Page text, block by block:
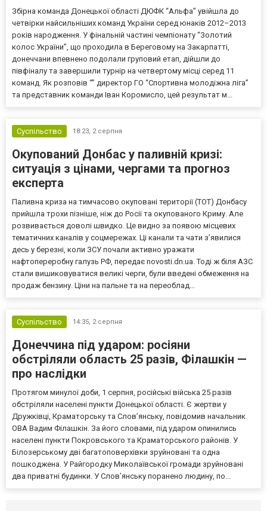
Збірна команда Донецької області ДЮФК “Альфа” увійшла до
четвірки найсильніших команд України серед юнаків 2012–2013
років народження. У фінальній частині чемпіонату “Золотий
колос України”, що проходила в Береговому на Закарпатті,
донеччани впевнено подолали груповий етап, дійшли до
півфіналу та завершили турнір на четвертому місці серед 11
команд. Як розповів “” директор ГО “Спортивна молодіжна ліга”
та представник команди Іван Коромисло, цей результат м...
Суспільство 18:23, 2 серпня
Окупований Донбас у паливній кризі:
ситуація з цінами, чергами та прогноз
експерта
Паливна криза на тимчасово окуповані території (ТОТ) Донбасу
прийшла трохи пізніше, ніж до Росії та окупованого Криму. Але
розвивається доволі швидко. Це видно за появою місцевих
тематичних каналів у соцмережах. Ці канали та чати з’явилися
десь у березні, коли ЗСУ почали активно уражати
нафтопереробну галузь РФ, передає novosti.dn.ua. Тоді ж біля АЗС
стали вишиковуватися великі черги, були введені обмеження на
продаж бензину. Ціни на пальне та на переоблад...
Суспільство 14:35, 2 серпня
Донеччина під ударом: росіяни
обстріляли область 25 разів, Філашкін —
про наслідки
Протягом минулої доби, 1 серпня, російські війська 25 разів
обстріляли населені пункти Донецької області. Є жертви у
Дружківці, Краматорську та Слов’янську, повідомив начальник
ОВА Вадим Філашкін. За його словами, під ударом опинились
населені пункти Покровського та Краматорського районів. У
Білозерському дві багатоповерхівки зруйновані та одна
пошкоджена. У Райгородку Миколаївської громади зруйновані
два приватні будинки. У Слов’янську поранено людину, по...